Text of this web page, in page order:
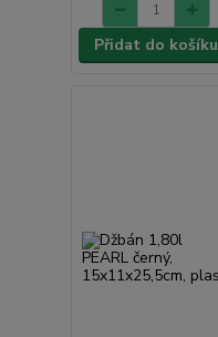
Přidat do košíku